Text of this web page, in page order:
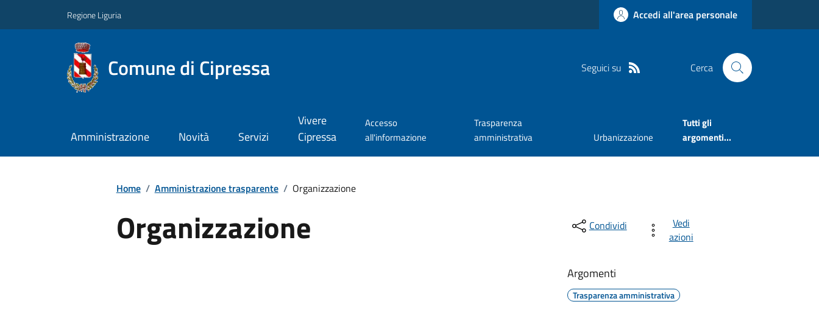
Regione Liguria Accedi all'area personale
Comune di Cipressa Seguici su Cerca
Amministrazione Novità Servizi
Vivere
Cipressa
Accesso
all'informazione
Trasparenza
amministrativa
Urbanizzazione
Tutti gli
argomenti...
Home / Amministrazione trasparente / Organizzazione
Organizzazione Condividi
Vedi
azioni
Argomenti
Trasparenza amministrativa